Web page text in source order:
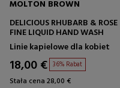
MOLTON BROWN
DELICIOUS RHUBARB & ROSE
FINE LIQUID HAND WASH
Linie kapielowe dla kobiet
18,00 € 36% Rabat
Stała cena 28,00 €